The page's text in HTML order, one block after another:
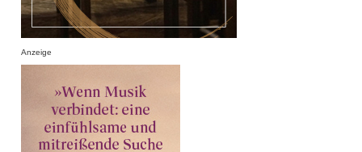
Anzeige